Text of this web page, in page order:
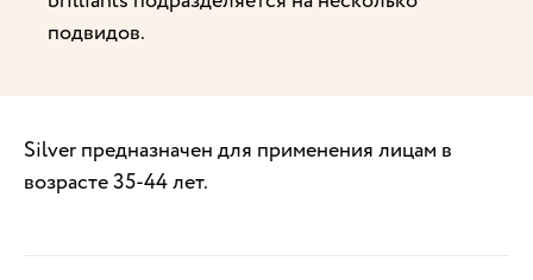
подвидов.
Silver предназначен для применения лицам в
возрасте 35-44 лет.